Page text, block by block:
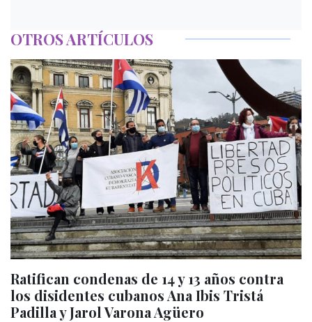
OTROS ARTÍCULOS
Ratifican condenas de 14 y 13 años contra
los disidentes cubanos Ana Ibis Tristá
Padilla y Jarol Varona Agüero